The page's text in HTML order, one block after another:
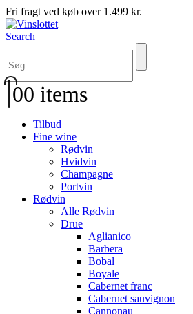
Fri fragt ved køb over 1.499 kr.
Search
00 items
Tilbud
Fine wine
Rødvin
Hvidvin
Champagne
Portvin
Rødvin
Alle Rødvin
Drue
Aglianico
Barbera
Bobal
Boyale
Cabernet franc
Cabernet sauvignon
Cannonau